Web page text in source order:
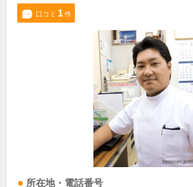
口コミ 1件
所在地・電話番号